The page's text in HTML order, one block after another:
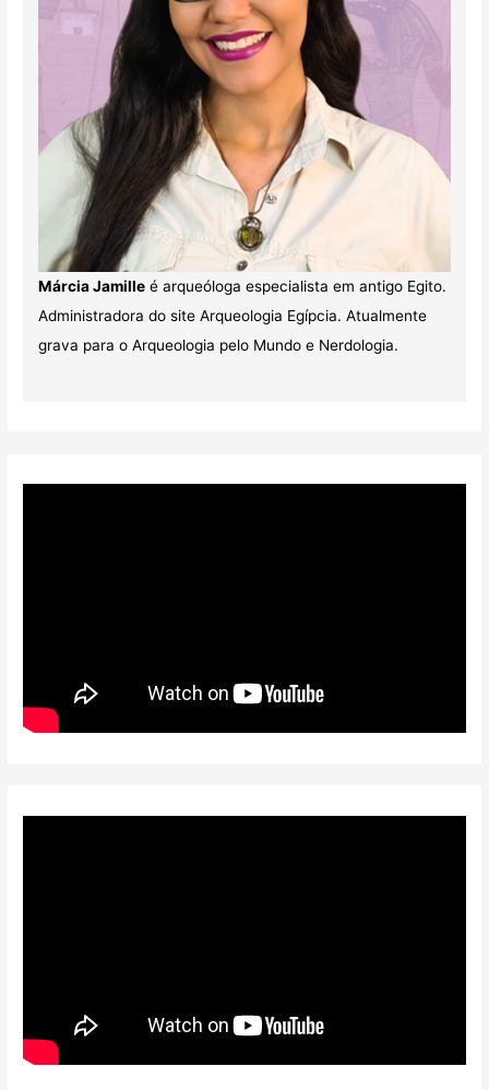
Márcia Jamilleé arqueóloga especialista em antigo Egito.
Administradora do site Arqueologia Egípcia. Atualmente
grava para o Arqueologia pelo Mundo e Nerdologia.